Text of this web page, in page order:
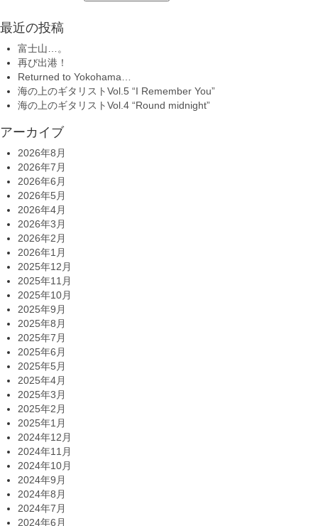
最近の投稿
富士山…。
再び出港！
Returned to Yokohama…
海の上のギタリストVol.5 “I Remember You”
海の上のギタリストVol.4 “Round midnight”
アーカイブ
2026年8月
2026年7月
2026年6月
2026年5月
2026年4月
2026年3月
2026年2月
2026年1月
2025年12月
2025年11月
2025年10月
2025年9月
2025年8月
2025年7月
2025年6月
2025年5月
2025年4月
2025年3月
2025年2月
2025年1月
2024年12月
2024年11月
2024年10月
2024年9月
2024年8月
2024年7月
2024年6月